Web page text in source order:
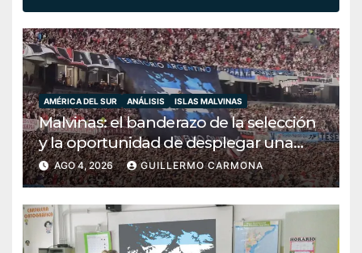
AMÉRICA DEL SUR ANÁLISIS ISLAS MALVINAS
Malvinas: el banderazo de la selección
y la oportunidad de desplegar una
diplomacia soberana
AGO 4, 2026 GUILLERMO CARMONA